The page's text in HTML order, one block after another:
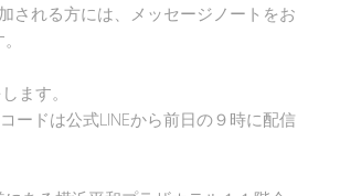
される方には、メッセージノートをお
ます。
ードは公式LINEから前日の９時に配信